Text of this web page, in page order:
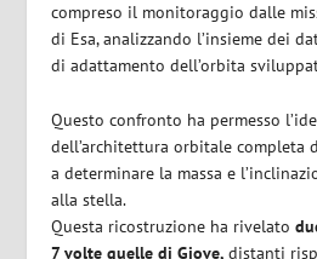
compreso il monitoraggio dalle
di Esa, analizzando l’insieme dei
di adattamento dell’orbita
Questo confronto ha permesso
dell’architettura orbitale completa
a determinare la massa e
alla stella.
Questa ricostruzione ha rivelato
7 volte quelle di Giove,distanti